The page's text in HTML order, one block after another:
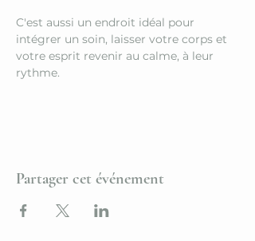
C'est aussi un endroit idéal pour
intégrer un soin, laisser votre corps et
votre esprit revenir au calme, à leur
rythme.
Partager cet événement